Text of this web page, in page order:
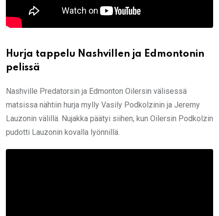
Hurja tappelu Nashvillen ja Edmontonin
pelissä
Nashville Predatorsin ja Edmonton Oilersin välisessä
matsissa nähtiin hurja mylly Vasily Podkolzinin ja Jeremy
Lauzonin välillä. Nujakka päätyi siihen, kun Oilersin Podkolzin
pudotti Lauzonin kovalla lyönnillä.